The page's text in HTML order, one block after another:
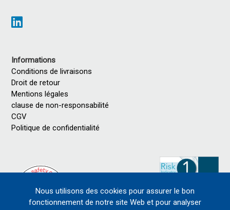
Informations
Conditions de livraisons
Droit de retour
Mentions légales
clause de non-responsabilité
CGV
Politique de confidentialité
Nous utilisons des cookies pour assurer le bon
fonctionnement de notre site Web et pour analyser